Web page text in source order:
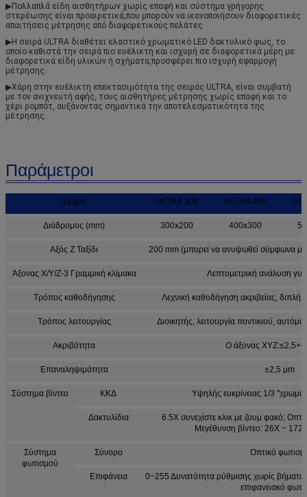
▶Πολλαπλά είδη αισθητήρων χωρίς επαφή και σύστημα γρήγορης
στερέωσης είναι προαιρετικά,που μπορούν να ικανοποιήσουν διαφορετικές
απαιτήσεις μέτρησης από διαφορετικούς πελάτες
▶Η σειρά ULTRA διαθέτει ελαστικό χρωματικό LED δακτυλικό φως, το
οποίο καθιστά την σειρά πιο ευέλικτη και ισχυρή σε διαφορετικά μέρη με
διαφορετικά είδη υλικών ή σχήματα,προσφέρει πιο ισχυρή εφαρμογή
μέτρησης.
▶Χάρη στην ευέλικτη επεκτασιμότητα της σειράς ULTRA, είναι συμβατή
με τον ανιχνευτή αφής, τους αισθητήρες μέτρησης χωρίς επαφή και το
χέρι ρομπότ, αυξάνοντας σημαντικά την αποτελεσματικότητα της
μέτρησης.
Παράμετροι
Σχήμα ULTRA 300 ULTRA 400
Διάδρομος (mm) 300x200 400x300
Αξός Z Ταξίδι 200 mm (μπορεί να ανυψωθεί σύμφωνα με
Άξονας X/Y/Z-3 Γραμμική κλίμακα Λεπτομετρική ανάλυση
Τρόπος καθοδήγησης Λεχνική καθοδήγηση ακριβείας, διπλή
Τρόπος λειτουργίας Διοικητής, λειτουργία ποντικιού,
Ακριβότητα Ο άξονας
Επαναληψιμότητα ±2,5 μm
Σύστημα βίντεο ΚΚΔ Υψηλής ευκρίνειας 1/3
Δακτυλίδια
6.5X συνεχίστε κλικ με ζουμ φακό;
Μεγέθυνση βίντεο: 26X ~
Σύστημα
φωτισμού
Σύνορο Οπτικό
Επιφάνεια
0~255 Δυνατότητα ρύθμισης χωρίς βήματα
επιφανειακό